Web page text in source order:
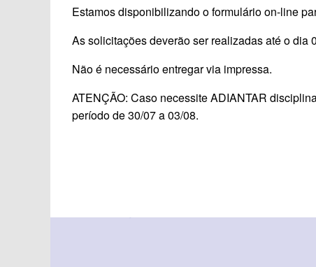
Estamos disponibilizando o formulário on-line
As solicitações deverão ser realizadas até o dia
Não é necessário entregar via impressa.
ATENÇÃO: Caso necessite ADIANTAR
período de 30/07 a 03/08.